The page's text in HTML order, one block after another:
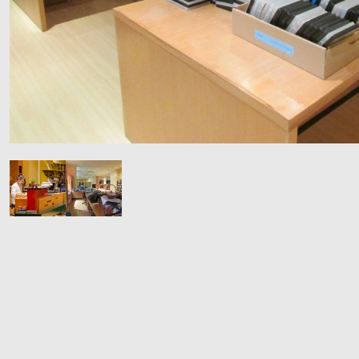
Klima uređaja
Kompjutora i opreme
Telekomunikacije